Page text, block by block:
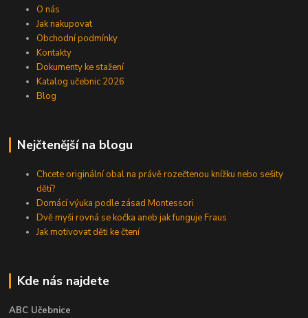
O nás
Jak nakupovat
Obchodní podmínky
Kontakty
Dokumenty ke stažení
Katalog učebnic 2026
Blog
Nejčtenější na blogu
Chcete originální obal na právě rozečtenou knížku nebo sešity
dětí?
Domácí výuka podle zásad Montessori
Dvě myši rovná se kočka aneb jak funguje Fraus
Jak motivovat děti ke čtení
Kde nás najdete
ABC Učebnice